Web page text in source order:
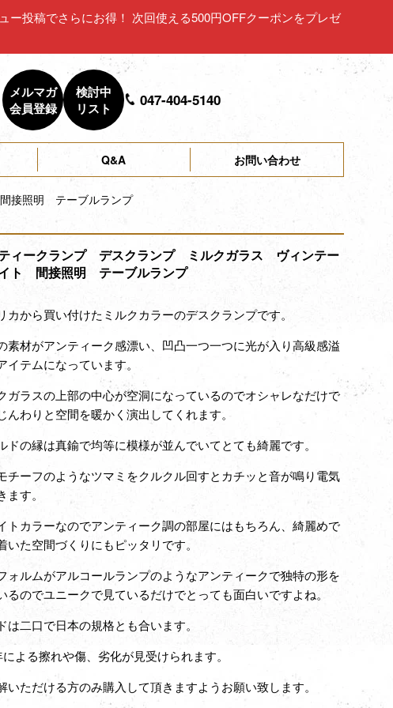
ー投稿でさらにお得！ 次回使える500円OFFクーポンをプレゼ
メルマガ
会員登録
検討中
リスト
047-404-5140
Q&A お問い合わせ
接照明 テーブルランプ
ィークランプ デスクランプ ミルクガラス ヴィンテー
ト 間接照明 テーブルランプ
カから買い付けたミルクカラーのデスクランプです。
素材がアンティーク感漂い、凹凸一つ一つに光が入り高級感溢
イテムになっています。
ガラスの上部の中心が空洞になっているのでオシャレなだけで
んわりと空間を暖かく演出してくれます。
ドの縁は真鍮で均等に模様が並んでいてとても綺麗です。
チーフのようなツマミをクルクル回すとカチッと音が鳴り電気
ます。
トカラーなのでアンティーク調の部屋にはもちろん、綺麗めで
いた空間づくりにもピッタリです。
ォルムがアルコールランプのようなアンティークで独特の形を
るのでユニークで見ているだけでとっても面白いですよね。
は二口で日本の規格とも合います。
よる擦れや傷、劣化が見受けられます。
いただける方のみ購入して頂きますようお願い致します。